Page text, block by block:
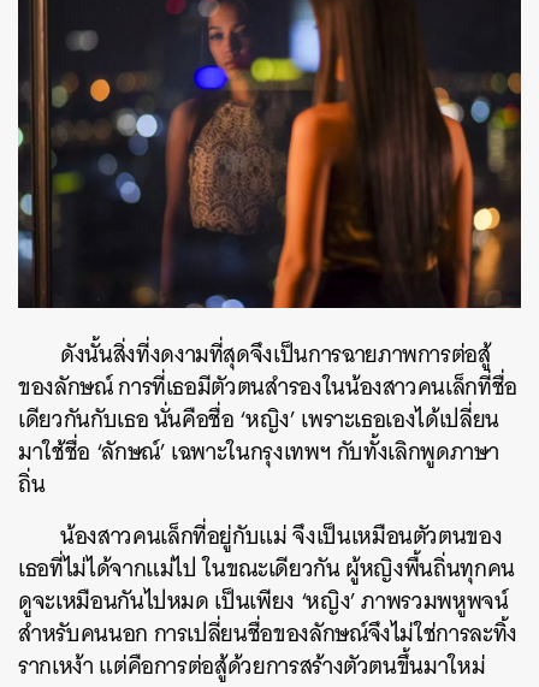
ดังนั้นสิ่งที่งดงามที่สุดจึงเป็นการฉายภาพการต่อสู้
ของลักษณ์ การที่เธอมีตัวตนสำรองในน้องสาวคนเล็กที่ชื่อ
เดียวกันกับเธอ นั่นคือชื่อ ‘หญิง’ เพราะเธอเองได้เปลี่ยน
มาใช้ชื่อ ‘ลักษณ์’ เฉพาะในกรุงเทพฯ กับทั้งเลิกพูดภาษา
ถิ่น
น้องสาวคนเล็กที่อยู่กับแม่ จึงเป็นเหมือนตัวตนของ
เธอที่ไม่ได้จากแม่ไป ในขณะเดียวกัน ผู้หญิงพื้นถิ่นทุกคน
ดูจะเหมือนกันไปหมด เป็นเพียง ‘หญิง’ ภาพรวมพหูพจน์
สำหรับคนนอก การเปลี่ยนชื่อของลักษณ์จึงไม่ใช่การละทิ้ง
รากเหง้า แต่คือการต่อสู้ด้วยการสร้างตัวตนขึ้นมาใหม่